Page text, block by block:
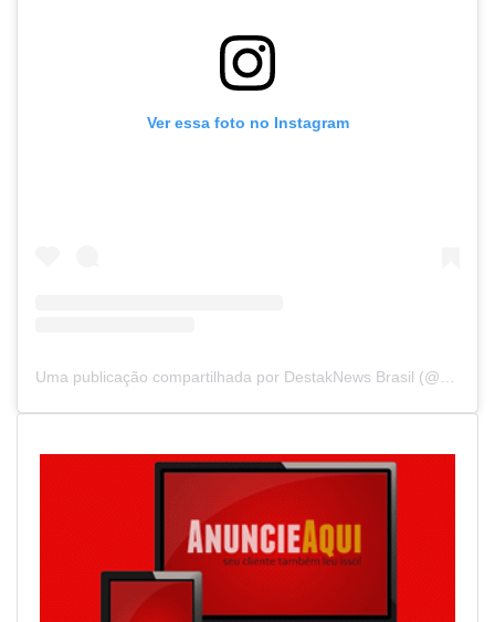
Ver essa foto no Instagram
Uma publicação compartilhada por DestakNews Brasil (@destaknewsbrasiloficial)